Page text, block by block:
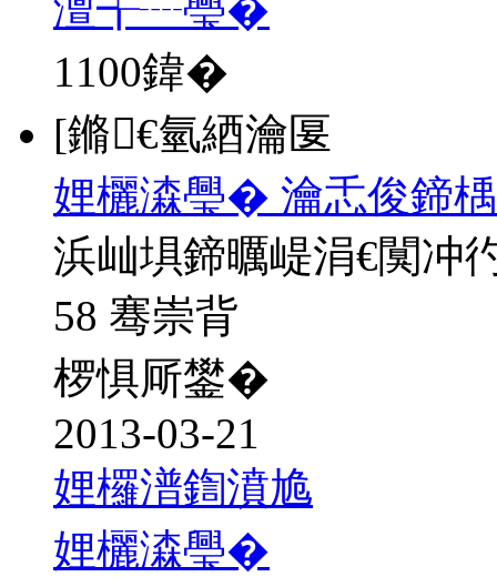
1100鍏�
[鏅€氫綇瀹匽
娌欐潹璺� 瀹忎俊鍗
浜屾埧鍗曞崼涓€闃冲
58 骞崇背
椤惧厛鐢�
2013-03-21
娌欏潽鍧濆尯
娌欐潹璺�